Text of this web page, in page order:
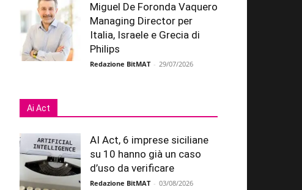
Miguel De Foronda Vaquero
Managing Director per
Italia, Israele e Grecia di
Philips
Redazione BitMAT - 29/07/2026
Ai Act
AI Act, 6 imprese siciliane
su 10 hanno già un caso
d’uso da verificare
Redazione BitMAT - 03/08/2026